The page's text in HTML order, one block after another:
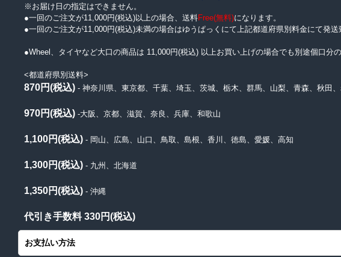
※お届け日の指定はできません。
●一回のご注文が11,000円(税込)以上の場合、送料Free(無料)になります。
●一回のご注文が11,000円(税込)未満の場合はゆうぱっくにて上記都道府県別料金にて発送
●Wheel、タイヤなど大口の商品は 11,000円(税込) 以上お買い上げの場合でも別途個口分
<都道府県別送料>
870円(税込) - 神奈川県、東京都、千葉、埼玉、茨城、栃木、群馬、山梨、青森、秋田
970円(税込) -大阪、京都、滋賀、奈良、兵庫、和歌山
1,100円(税込) - 岡山、広島、山口、鳥取、島根、香川、徳島、愛媛、高知
1,300円(税込) - 九州、北海道
1,350円(税込) - 沖縄
代引き手数料 330円(税込)
お支払い方法